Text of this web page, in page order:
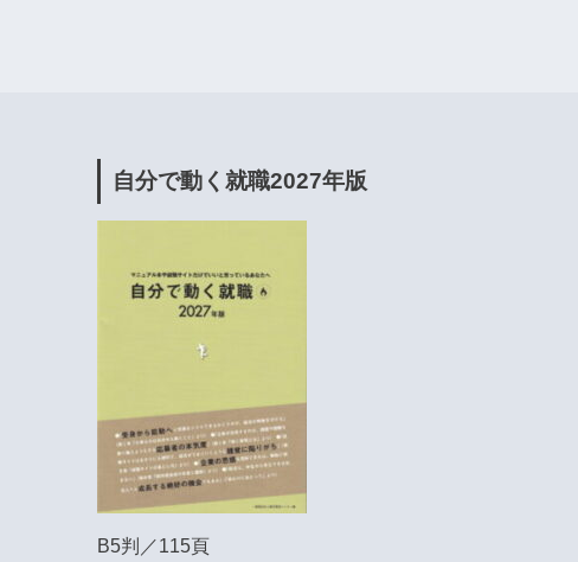
自分で動く就職2027年版
B5判／115頁